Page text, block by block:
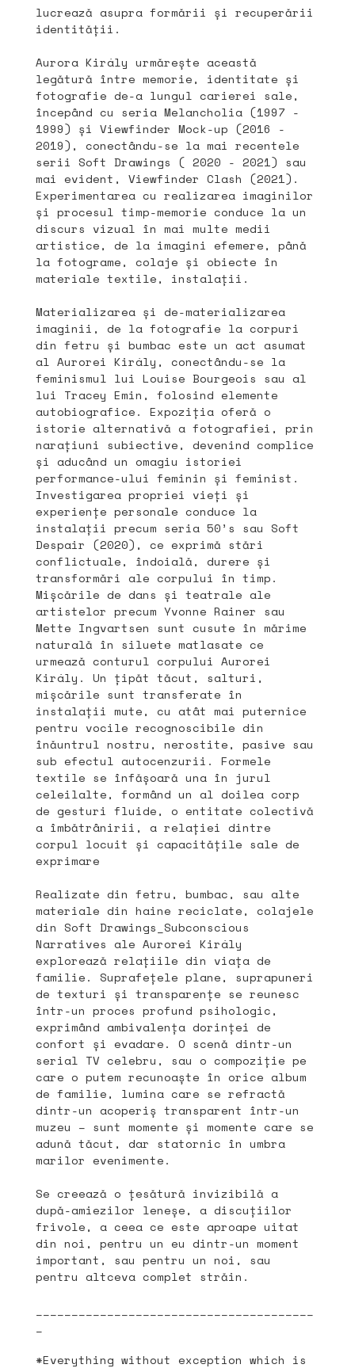
lucrează asupra formării și recuperării
identității.
Aurora Király urmărește această
legătură între memorie, identitate și
fotografie de-a lungul carierei sale,
începând cu seria Melancholia (1997 -
1999) și Viewfinder Mock-up (2016 -
2019), conectându-se la mai recentele
serii Soft Drawings ( 2020 - 2021) sau
mai evident, Viewfinder Clash (2021).
Experimentarea cu realizarea imaginilor
și procesul timp-memorie conduce la un
discurs vizual în mai multe medii
artistice, de la imagini efemere, până
la fotograme, colaje și obiecte în
materiale textile, instalații.
Materializarea și de-materializarea
imaginii, de la fotografie la corpuri
din fetru și bumbac este un act asumat
al Aurorei Király, conectându-se la
feminismul lui Louise Bourgeois sau al
lui Tracey Emin, folosind elemente
autobiografice. Expoziția oferă o
istorie alternativă a fotografiei, prin
narațiuni subiective, devenind complice
și aducând un omagiu istoriei
performance-ului feminin și feminist.
Investigarea propriei vieți și
experiențe personale conduce la
instalații precum seria 50’s sau Soft
Despair (2020), ce exprimă stări
conflictuale, îndoială, durere și
transformări ale corpului în timp.
Mișcările de dans și teatrale ale
artistelor precum Yvonne Rainer sau
Mette Ingvartsen sunt cusute în mărime
naturală în siluete matlasate ce
urmează conturul corpului Aurorei
Király. Un țipăt tăcut, salturi,
mișcările sunt transferate în
instalații mute, cu atât mai puternice
pentru vocile recognoscibile din
înăuntrul nostru, nerostite, pasive sau
sub efectul autocenzurii. Formele
textile se înfășoară una în jurul
celeilalte, formând un al doilea corp
de gesturi fluide, o entitate colectivă
a îmbătrânirii, a relației dintre
corpul locuit și capacitățile sale de
exprimare
Realizate din fetru, bumbac, sau alte
materiale din haine reciclate, colajele
din Soft Drawings_Subconscious
Narratives ale Aurorei Király
explorează relațiile din viața de
familie. Suprafețele plane, suprapuneri
de texturi și transparențe se reunesc
într-un proces profund psihologic,
exprimând ambivalența dorinței de
confort și evadare. O scenă dintr-un
serial TV celebru, sau o compoziție pe
care o putem recunoaște în orice album
de familie, lumina care se refractă
dintr-un acoperiș transparent într-un
muzeu – sunt momente și momente care se
adună tăcut, dar statornic în umbra
marilor evenimente.
Se creează o țesătură invizibilă a
după-amiezilor leneșe, a discuțiilor
frivole, a ceea ce este aproape uitat
din noi, pentru un eu dintr-un moment
important, sau pentru un noi, sau
pentru altceva complet străin.
*Everything without exception which is